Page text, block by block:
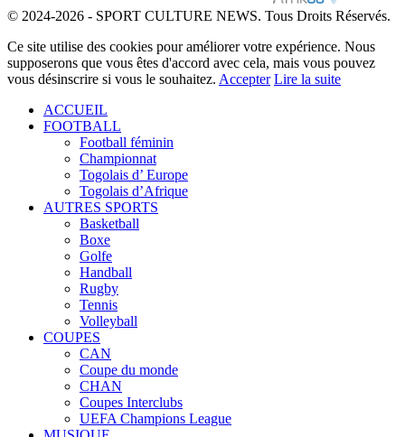
© 2024-2026 - SPORT CULTURE NEWS. Tous Droits Réservés.
Ce site utilise des cookies pour améliorer votre expérience. Nous
supposerons que vous êtes d'accord avec cela, mais vous pouvez
vous désinscrire si vous le souhaitez. Accepter Lire la suite
ACCUEIL
FOOTBALL
Football féminin
Championnat
Togolais d’ Europe
Togolais d’Afrique
AUTRES SPORTS
Basketball
Boxe
Golfe
Handball
Rugby
Tennis
Volleyball
COUPES
CAN
Coupe du monde
CHAN
Coupes Interclubs
UEFA Champions League